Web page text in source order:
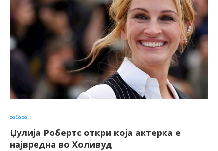
забава
Џулија Робертс откри која актерка е
највредна во Холивуд